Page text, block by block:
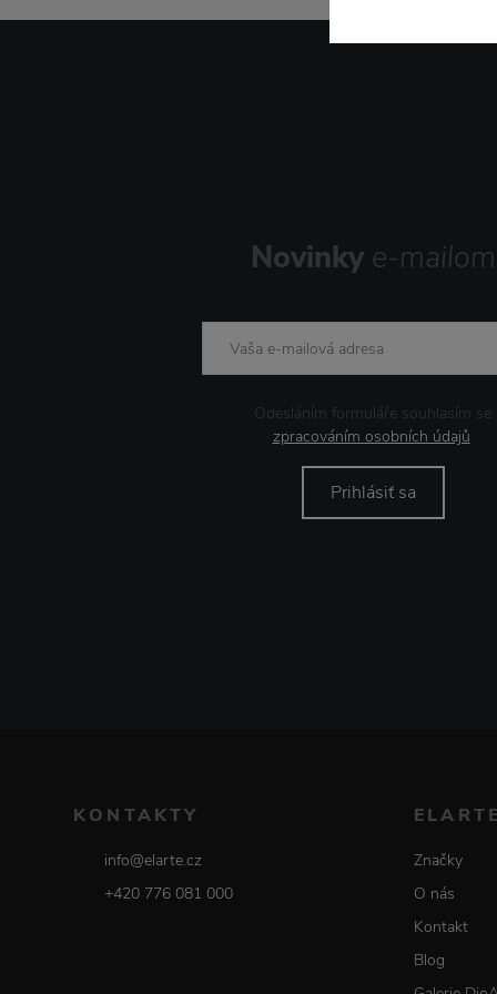
Novinky e-mailom
Odesláním formuláře souhlasím se
zpracováním osobních údajů.
Prihlásiť sa
KONTAKTY
info@elarte.cz
+420 776 081 000
Značky
O nás
Kontakt
Blog